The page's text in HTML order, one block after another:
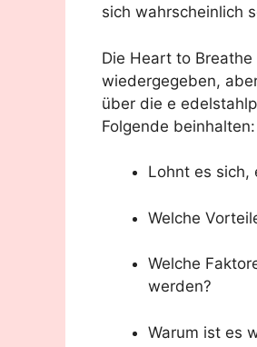
sich wahrscheinlich
Die Heart to
wiedergegeben,
über die e
Folgende beinhalten:
Lohnt es sich,
Welche
Welche
werden?
Warum ist es